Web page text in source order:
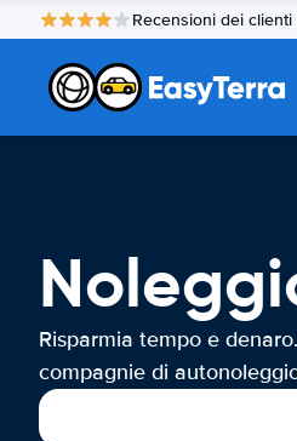
Recensioni dei clienti
Risparmia tempo e
compagnie di